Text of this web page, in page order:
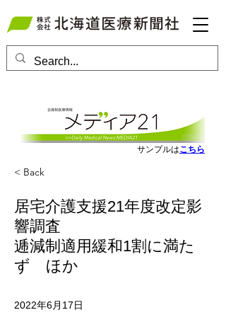
サンプルはこちら
< Back
居宅介護支援21年度改定影
響調査
逓減制適用緩和1割に満た
ず ほか
2022年6月17日